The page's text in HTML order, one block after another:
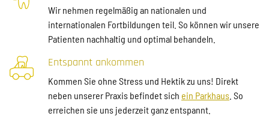
Wir nehmen regelmäßig an nationalen und
internationalen Fortbildungen teil. So können wir unsere
Patienten nachhaltig und optimal behandeln.
Entspannt ankommen
Kommen Sie ohne Stress und Hektik zu uns! Direkt
neben unserer Praxis befindet sich ein Parkhaus . So
erreichen sie uns jederzeit ganz entspannt.